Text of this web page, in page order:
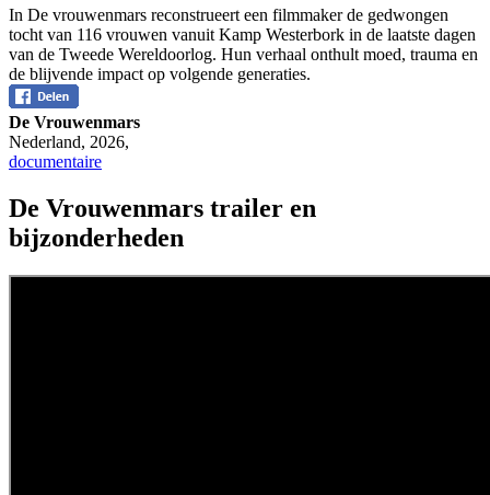
In De vrouwenmars reconstrueert een filmmaker de gedwongen
tocht van 116 vrouwen vanuit Kamp Westerbork in de laatste dagen
van de Tweede Wereldoorlog. Hun verhaal onthult moed, trauma en
de blijvende impact op volgende generaties.
De Vrouwenmars
Nederland, 2026,
documentaire
De Vrouwenmars trailer en
bijzonderheden